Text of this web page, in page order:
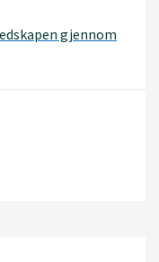
gjennom